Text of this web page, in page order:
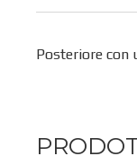
Posteriore con